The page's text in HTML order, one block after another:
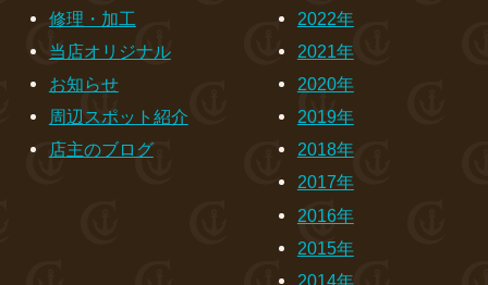
修理・加工
当店オリジナル
お知らせ
周辺スポット紹介
店主のブログ
2022年
2021年
2020年
2019年
2018年
2017年
2016年
2015年
2014年